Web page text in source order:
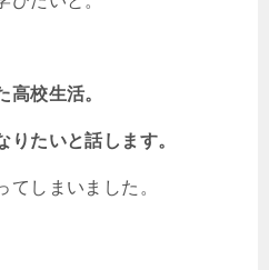
高校生活。
たいと話します。
てしまいました。